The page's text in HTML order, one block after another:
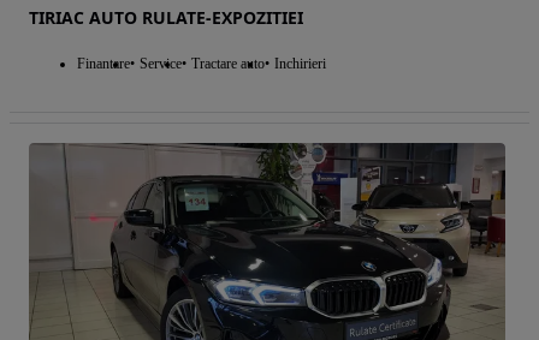
TIRIAC AUTO RULATE-EXPOZITIEI
Finantare Service Tractare auto Inchirieri